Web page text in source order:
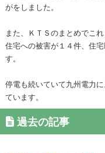
がをしました。
また、ＫＴＳのまとめでこ
住宅への被害が１４件、住
す。
停電も続いていて九州電力
ています。
過去の記事